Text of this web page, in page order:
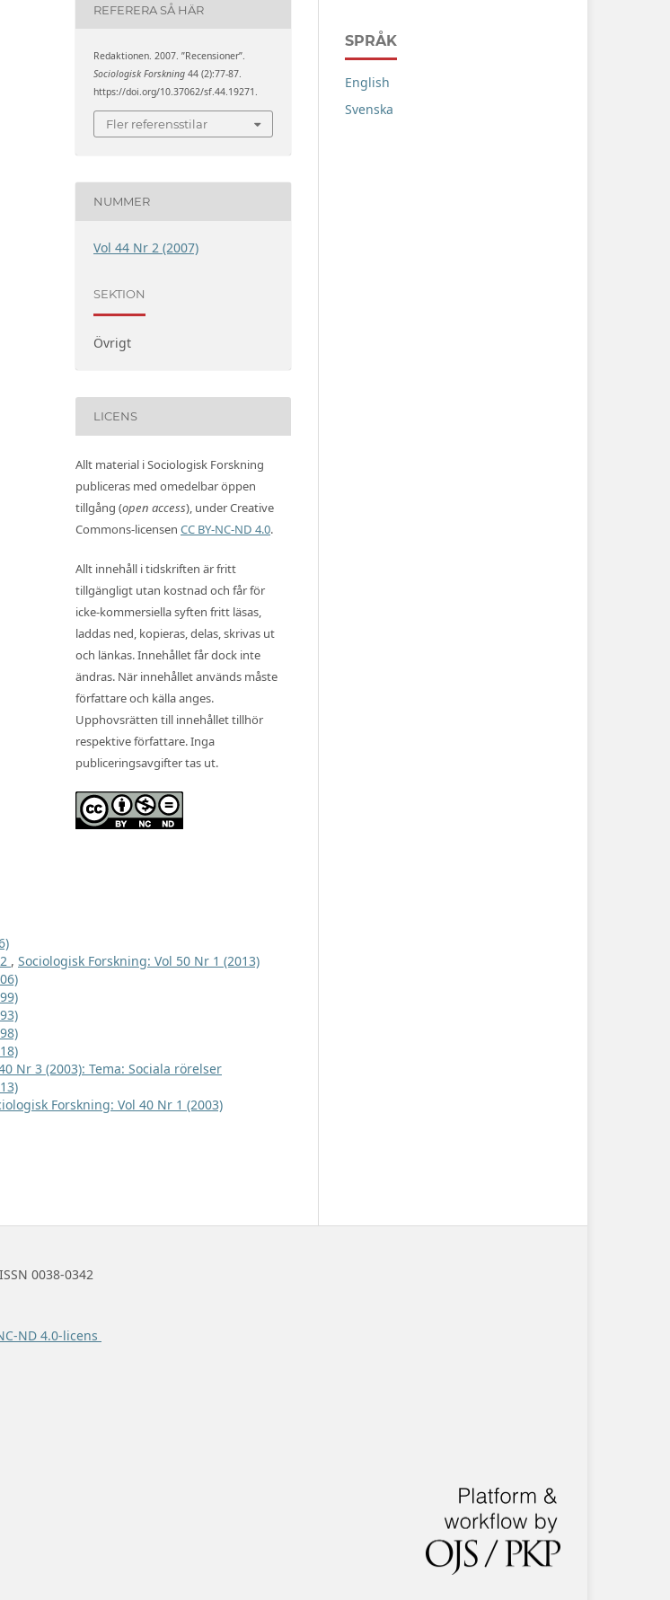
REFERERA SÅ HÄR
Redaktionen. 2007. ”Recensioner”.
Sociologisk Forskning 44 (2):77-87.
https://doi.org/10.37062/sf.44.19271.
Fler referensstilar
NUMMER
Vol 44 Nr 2 (2007)
SEKTION
Övrigt
LICENS
Allt material i Sociologisk Forskning
publiceras med omedelbar öppen
tillgång (open access), under Creative
Commons-licensen CC BY-NC-ND 4.0.
Allt innehåll i tidskriften är fritt
tillgängligt utan kostnad och får för
icke-kommersiella syften fritt läsas,
laddas ned, kopieras, delas, skrivas ut
och länkas. Innehållet får dock inte
ändras. När innehållet används måste
författare och källa anges.
Upphovsrätten till innehållet tillhör
respektive författare. Inga
publiceringsavgifter tas ut.
, Sociologisk Forskning: Vol 50 Nr 1 (2013)
Nr 3 (2003): Tema: Sociala rörelser
Forskning: Vol 40 Nr 1 (2003)
SPRÅK
English
Svenska
0038-0342
ND 4.0-licens